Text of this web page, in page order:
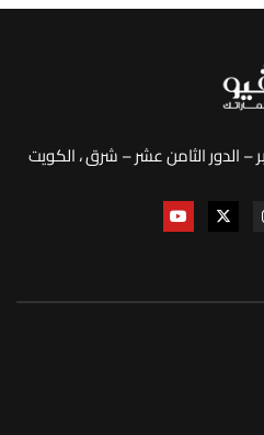
– الدور الثامن عشر – شرق ، الكويت